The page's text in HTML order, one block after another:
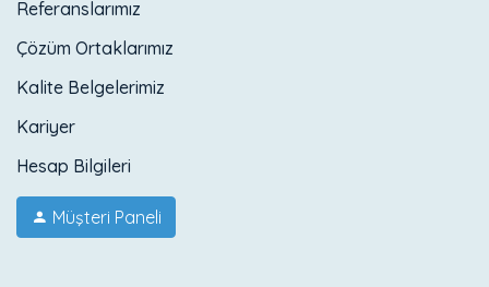
Referanslarımız
Çözüm Ortaklarımız
Kalite Belgelerimiz
Kariyer
Hesap Bilgileri
Müşteri Paneli